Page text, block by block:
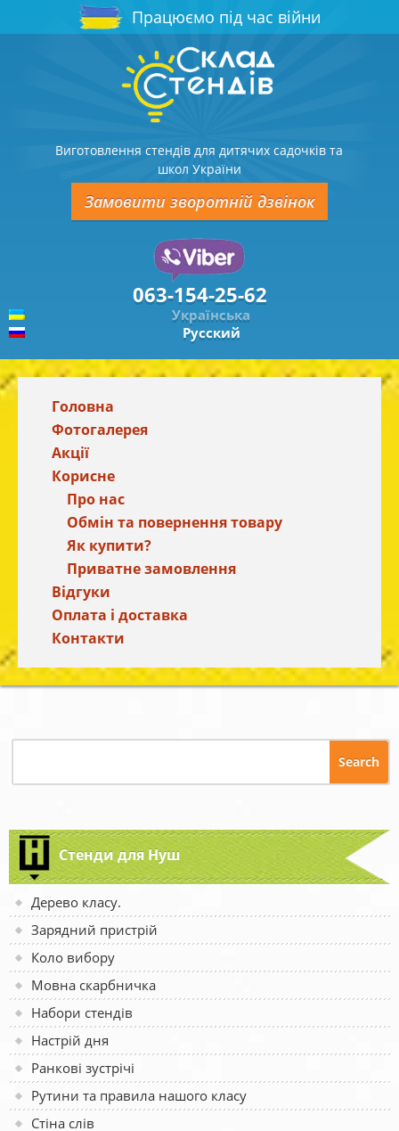
Працюємо під час війни
Виготовлення стендів для дитячих садочків та
школ України
Замовити зворотній дзвінок
063-154-25-62
Українська
Русский
Головна
Фотогалерея
Акції
Корисне
Про нас
Обмін та повернення товару
Як купити?
Приватне замовлення
Відгуки
Оплата і доставка
Контакти
Стенди для Нуш
Дерево класу.
Зарядний пристрій
Коло вибору
Мовна скарбничка
Набори стендів
Настрій дня
Ранкові зустрічі
Рутини та правила нашого класу
Стіна слів